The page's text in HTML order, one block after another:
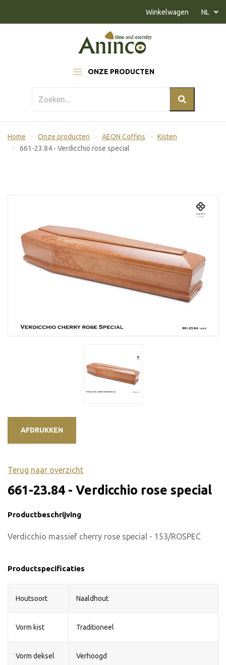
ONZE PRODUCTEN
Winkelwagen NL
Home Onze producten AEON Coffins
Kisten
661-23.84 - Verdicchio rose special
AFDRUKKEN
Terug naar overzicht
661-23.84 - Verdicchio rose special
Productbeschrijving
Verdicchio massief cherry rose special - 153/ROSPEC
Productspecificaties
Houtsoort Naaldhout
Vorm kist Traditioneel
Vorm deksel Verhoogd